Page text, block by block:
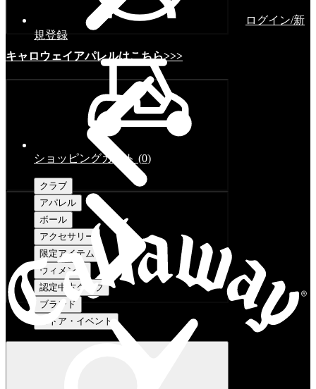
キャロウェイアパレルはこちら>>>
ログイン/新
規登録
ショッピングカート (0)
クラブ
アパレル
ボール
アクセサリー
限定アイテム
ウィメンズ
認定中古クラブ
ブランド
ストア・イベント